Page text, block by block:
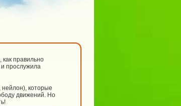
правильно
прослужила
нейлон), которые
движений. Но